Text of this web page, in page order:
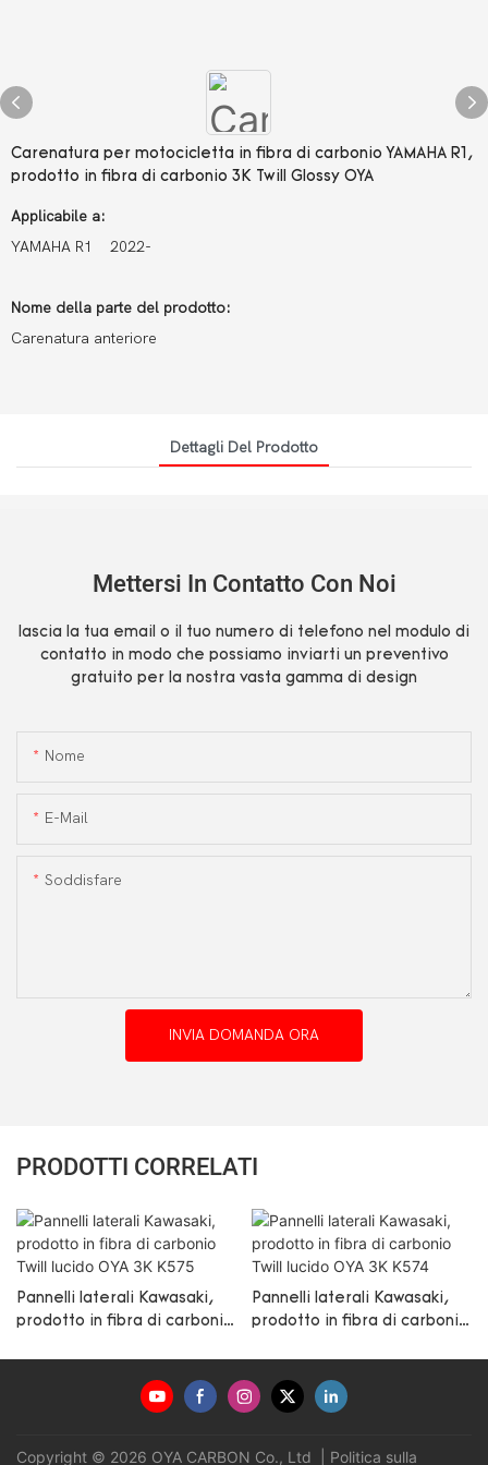
Carenatura per motocicletta in fibra di carbonio YAMAHA R1,
prodotto in fibra di carbonio 3K Twill Glossy OYA
Applicabile a:
YAMAHA R1 2022-
Nome della parte del prodotto:
Carenatura anteriore
Dettagli Del Prodotto
Mettersi In Contatto Con Noi
lascia la tua email o il tuo numero di telefono nel modulo di
contatto in modo che possiamo inviarti un preventivo
gratuito per la nostra vasta gamma di design
Nome
E-Mail
Soddisfare
INVIA DOMANDA ORA
PRODOTTI CORRELATI
Pannelli laterali Kawasaki,
prodotto in fibra di carbonio
Pannelli laterali Kawasaki,
prodotto in fibra di carbonio
Copyright © 2026 OYA CARBON Co., Ltd | Politica sulla